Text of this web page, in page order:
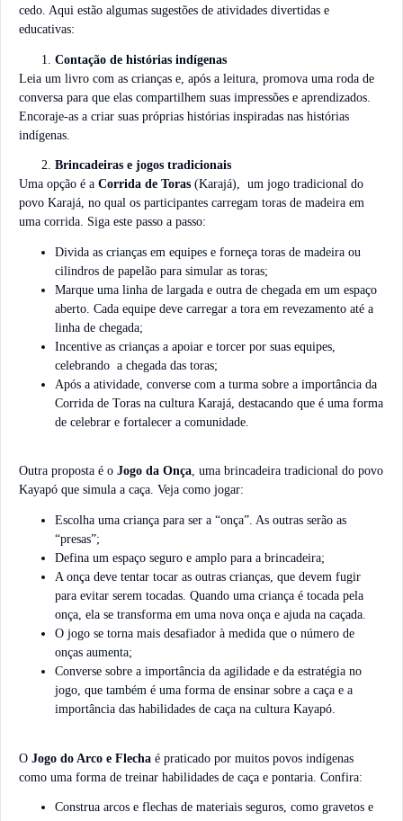
cedo. Aqui estão algumas sugestões de atividades divertidas e
educativas:
Contação de histórias indígenas
Leia um livro com as crianças e, após a leitura, promova uma roda de
conversa para que elas compartilhem suas impressões e aprendizados.
Encoraje-as a criar suas próprias histórias inspiradas nas histórias
indígenas.
Brincadeiras e jogos tradicionais
Uma opção é a Corrida de Toras (Karajá), um jogo tradicional do
povo Karajá, no qual os participantes carregam toras de madeira em
uma corrida. Siga este passo a passo:
Divida as crianças em equipes e forneça toras de madeira ou
cilindros de papelão para simular as toras;
Marque uma linha de largada e outra de chegada em um espaço
aberto. Cada equipe deve carregar a tora em revezamento até a
linha de chegada;
Incentive as crianças a apoiar e torcer por suas equipes,
celebrando a chegada das toras;
Após a atividade, converse com a turma sobre a importância da
Corrida de Toras na cultura Karajá, destacando que é uma forma
de celebrar e fortalecer a comunidade.
Outra proposta é o Jogo da Onça, uma brincadeira tradicional do povo
Kayapó que simula a caça. Veja como jogar:
Escolha uma criança para ser a “onça”. As outras serão as
“presas”;
Defina um espaço seguro e amplo para a brincadeira;
A onça deve tentar tocar as outras crianças, que devem fugir
para evitar serem tocadas. Quando uma criança é tocada pela
onça, ela se transforma em uma nova onça e ajuda na caçada.
O jogo se torna mais desafiador à medida que o número de
onças aumenta;
Converse sobre a importância da agilidade e da estratégia no
jogo, que também é uma forma de ensinar sobre a caça e a
importância das habilidades de caça na cultura Kayapó.
O Jogo do Arco e Flecha é praticado por muitos povos indígenas
como uma forma de treinar habilidades de caça e pontaria. Confira:
Construa arcos e flechas de materiais seguros, como gravetos e